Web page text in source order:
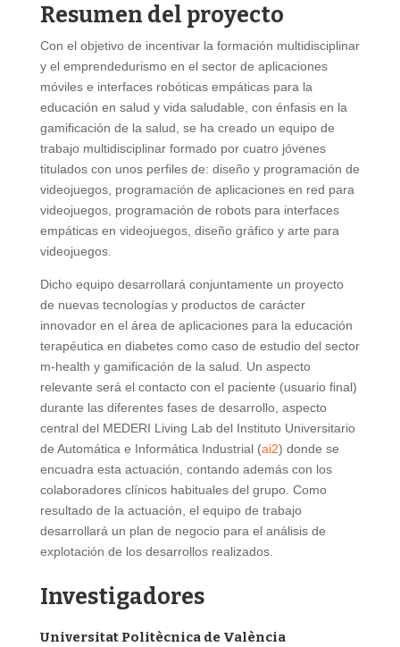
Resumen del proyecto
Con el objetivo de incentivar la formación multidisciplinar
y el emprendedurismo en el sector de aplicaciones
móviles e interfaces robóticas empáticas para la
educación en salud y vida saludable, con énfasis en la
gamificación de la salud, se ha creado un equipo de
trabajo multidisciplinar formado por cuatro jóvenes
titulados con unos perfiles de: diseño y programación de
videojuegos, programación de aplicaciones en red para
videojuegos, programación de robots para interfaces
empáticas en videojuegos, diseño gráfico y arte para
videojuegos.
Dicho equipo desarrollará conjuntamente un proyecto
de nuevas tecnologías y productos de carácter
innovador en el área de aplicaciones para la educación
terapéutica en diabetes como caso de estudio del sector
m-health y gamificación de la salud. Un aspecto
relevante será el contacto con el paciente (usuario final)
durante las diferentes fases de desarrollo, aspecto
central del MEDERI Living Lab del Instituto Universitario
de Automática e Informática Industrial (ai2) donde se
encuadra esta actuación, contando además con los
colaboradores clínicos habituales del grupo. Como
resultado de la actuación, el equipo de trabajo
desarrollará un plan de negocio para el análisis de
explotación de los desarrollos realizados.
Investigadores
Universitat Politècnica de València